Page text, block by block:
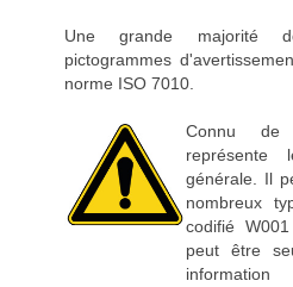
Une grande majorité
pictogrammes
norme ISO 7010.
Connu
représente
générale. Il
nombreux
codifié
peut être